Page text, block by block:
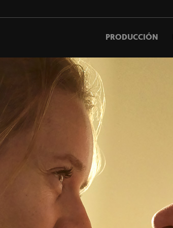
PRODUCCIÓN